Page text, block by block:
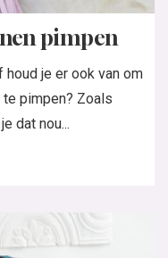
pimpen
houd je er ook van om
pimpen? Zoals
dat nou...